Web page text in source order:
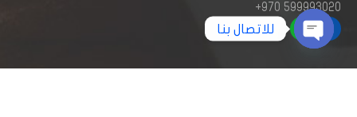
+970 599993020
للاتصال بنا
chaty